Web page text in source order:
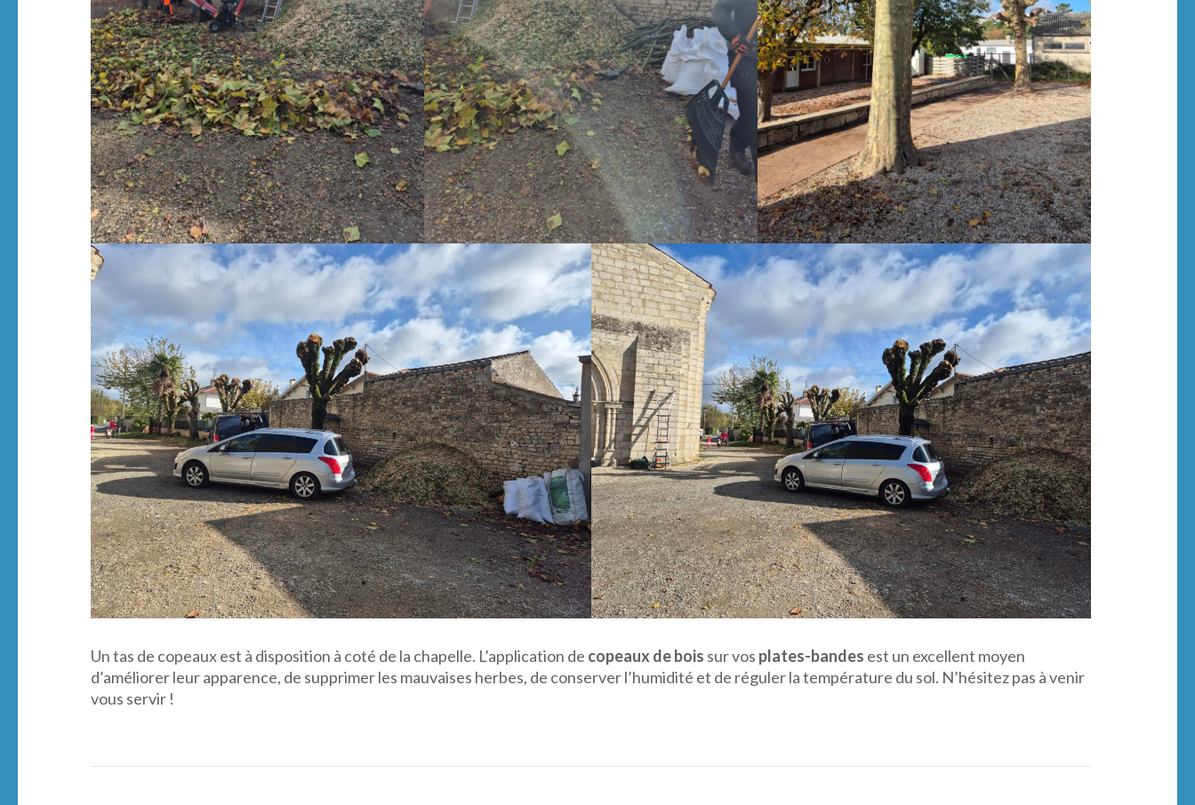
Un tas de copeaux est à disposition à coté de la chapelle. L’application de copeaux de bois sur vos plates-bandes est un excellent moyen
d’améliorer leur apparence, de supprimer les mauvaises herbes, de conserver l’humidité et de réguler la température du sol. N’hésitez pas à venir
vous servir !